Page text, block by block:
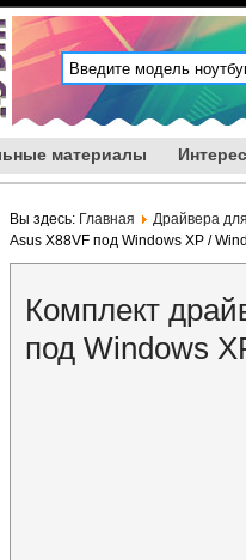
материалы
Вы здесь: Главная
Драйвера
Asus X88VF под Windows XP /
Комплект
под Windows